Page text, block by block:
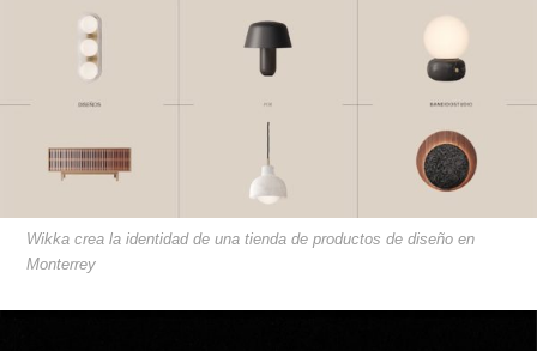
Wikka crea la identidad de una tienda de productos de diseño en
Monterrey